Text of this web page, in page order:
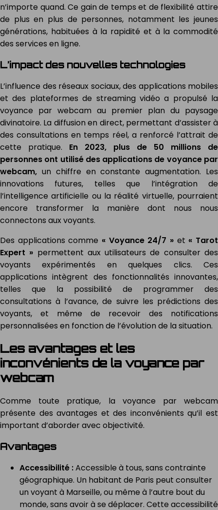
n’importe quand. Ce gain de temps et de flexibilité attire
de plus en plus de personnes, notamment les jeunes
générations, habituées à la rapidité et à la commodité
des services en ligne.
L’impact des nouvelles technologies
L’influence des réseaux sociaux, des applications mobiles
et des plateformes de streaming vidéo a propulsé la
voyance par webcam au premier plan du paysage
divinatoire. La diffusion en direct, permettant d’assister à
des consultations en temps réel, a renforcé l’attrait de
cette pratique. En 2023, plus de 50 millions de
personnes ont utilisé des applications de voyance par
webcam, un chiffre en constante augmentation. Les
innovations futures, telles que l’intégration de
l’intelligence artificielle ou la réalité virtuelle, pourraient
encore transformer la manière dont nous nous
connectons aux voyants.
Des applications comme « Voyance 24/7 » et « Tarot
Expert » permettent aux utilisateurs de consulter des
voyants expérimentés en quelques clics. Ces
applications intègrent des fonctionnalités innovantes,
telles que la possibilité de programmer des
consultations à l’avance, de suivre les prédictions des
voyants, et même de recevoir des notifications
personnalisées en fonction de l’évolution de la situation.
Les avantages et les
inconvénients de la voyance par
webcam
Comme toute pratique, la voyance par webcam
présente des avantages et des inconvénients qu’il est
important d’aborder avec objectivité.
Avantages
Accessibilité :Accessible à tous, sans contrainte
géographique. Un habitant de Paris peut consulter
un voyant à Marseille, ou même à l’autre bout du
monde, sans avoir à se déplacer. Cette accessibilité